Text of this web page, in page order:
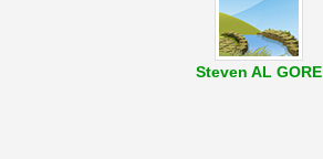
Steven AL GORE